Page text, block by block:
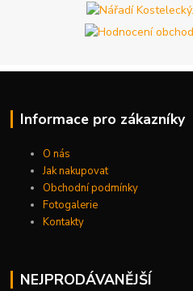
Informace pro zákazníky
O nás
Jak nakupovat
Obchodní podmínky
Fotogalerie
Kontakty
NEJPRODÁVANĚJŠÍ